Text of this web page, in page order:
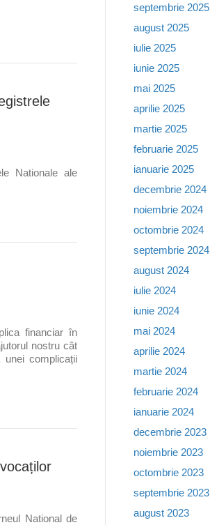
Nationale ale
financiar în
nostru cât
complicații
National de
septembrie 2025
august 2025
iulie 2025
iunie 2025
mai 2025
aprilie 2025
martie 2025
februarie 2025
ianuarie 2025
decembrie 2024
noiembrie 2024
octombrie 2024
septembrie 2024
august 2024
iulie 2024
iunie 2024
mai 2024
aprilie 2024
martie 2024
februarie 2024
ianuarie 2024
decembrie 2023
noiembrie 2023
octombrie 2023
septembrie 2023
august 2023